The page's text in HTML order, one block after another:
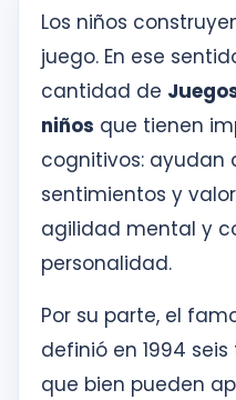
sesión
Intranet
KOE
SISK
Solicitudes
Los niños
juego. En ese
cantidad de
niños que tienen
cognitivos: ayudan
sentimientos y
agilidad mental y
personalidad.
Por su parte, el
definió en 1994
que bien pueden